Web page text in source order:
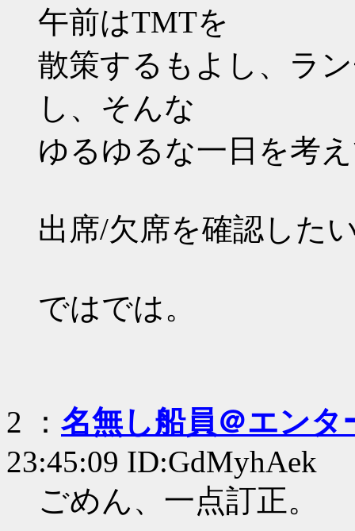
午前はTMTを
散策するもよし、ラ
し、そんな
ゆるゆるな一日を考
出席/欠席を確認した
ではでは。
2 ： 名無し船員＠エンタ
23:45:09 ID:GdMyhAek
ごめん、一点訂正。